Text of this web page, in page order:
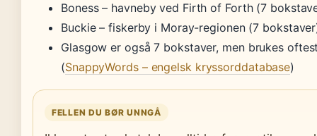
Boness – havneby ved Firth of Forth (7
Buckie – fiskerby i Moray-regionen (7
Glasgow er også 7 bokstaver, men brukes
(SnappyWords – engelsk kryssorddatabase)
FELLEN DU BØR UNNGÅ